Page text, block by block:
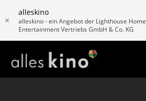
alleskino
alleskino - ein Angebot der Lighthouse Home
Entertainment Vertriebs GmbH & Co. KG